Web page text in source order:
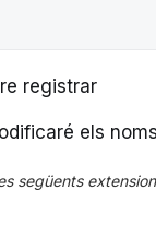
registrar
els
següents